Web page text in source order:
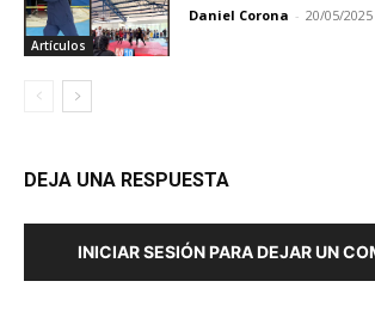
Artículos
Daniel Corona - 20/05/2025
DEJA UNA RESPUESTA
INICIAR SESIÓN PARA DEJAR UN